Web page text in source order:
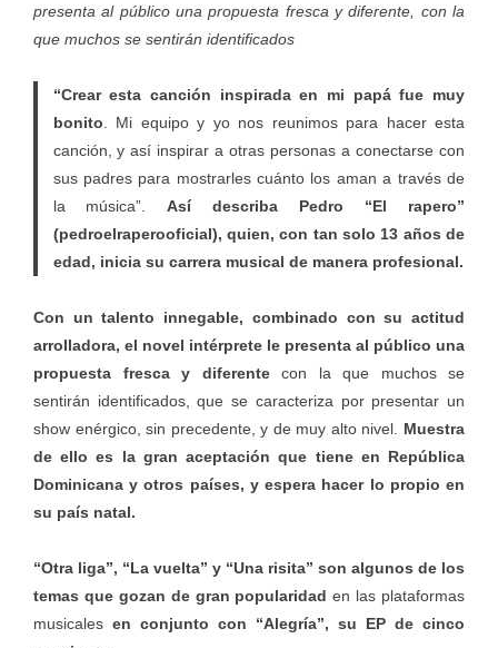
presenta al público una propuesta fresca y diferente, con la
que muchos se sentirán identificados
“Crear esta canción inspirada en mi papá fue muy
bonito . Mi equipo y yo nos reunimos para hacer esta
canción, y así inspirar a otras personas a conectarse con
sus padres para mostrarles cuánto los aman a través de
la música”.Así describa Pedro “El rapero”
(pedroelraperooficial), quien, con tan solo 13 años de
edad, inicia su carrera musical de manera profesional.
Con un talento innegable, combinado con su actitud
arrolladora, el novel intérprete le presenta al público una
propuesta fresca y diferentecon la que muchos se
sentirán identificados, que se caracteriza por presentar un
show enérgico, sin precedente, y de muy alto nivel. Muestra
de ello es la gran aceptación que tiene en República
Dominicana y otros países, y espera hacer lo propio en
su país natal.
“Otra liga”, “La vuelta” y “Una risita” son algunos de los
temas que gozan de gran popularidad en las plataformas
musicales en conjunto con “Alegría”, su EP de cinco